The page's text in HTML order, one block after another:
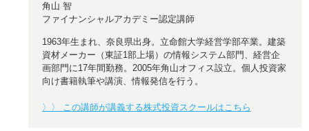
角山 智
ファイナンシャルアカデミー認定講師
1963年生まれ、奈良県出身。立命館大学経営学部卒業。建築
資材メーカー（東証1部上場）の情報システム部門、経営企
画部門に17年間勤務。2005年角山オフィス設立。個人投資家
向け書籍執筆や講演、情報発信を行う。
〉〉 この講師が講義する株式投資スクールはこちら